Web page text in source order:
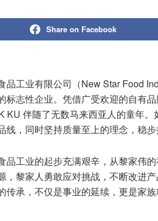
Share on Facebook
品工业有限公司（New Star Food
标志性企业。凭借广受欢迎的自有
KU 伴随了无数马来西亚人的童年
线，同时坚持质量至上的理念，稳步
品工业的起步充满艰辛，从黎家伟
，黎家人勇敢应对挑战，不断改进
传承，不仅是事业的延续，更是家族